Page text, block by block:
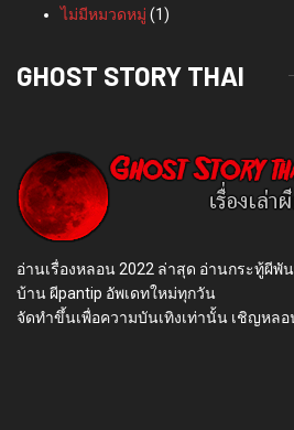
ไม่มีหมวดหมู่ (1)
GHOST STORY THAI
อ่านเรื่องหลอน 2022 ล่าสุด อ่านกระทู้ผีพัน
บ้าน ผีpantip อัพเดทใหม่ทุกวัน
จัดทำขึ้นเพื่อความบันเทิงเท่านั้น เชิญหล